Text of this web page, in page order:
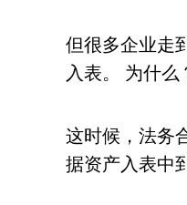
但很多企业走
入表。 为什么
这时候，法务
据资产入表中